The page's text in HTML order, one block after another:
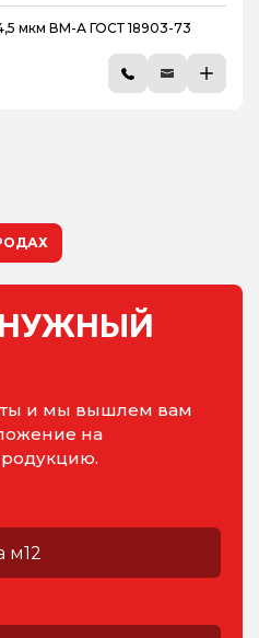
мкм ВМ-А ГОСТ 18903-73
и мы вышлем вам
на